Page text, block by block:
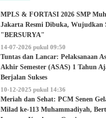
MPLS & FORTASI 2026 SMP
Jakarta Resmi Dibuka, Wujudkan
"BERSURYA"
14-07-2026 pukul 09:50
Tuntas dan Lancar: Pelaksanaan
Akhir Semester (ASAS) 1 Tahun
Berjalan Sukses
10-12-2025 pukul 14:36
Meriah dan Sehat: PCM Senen
Milad ke-113 Muhammadiyah,